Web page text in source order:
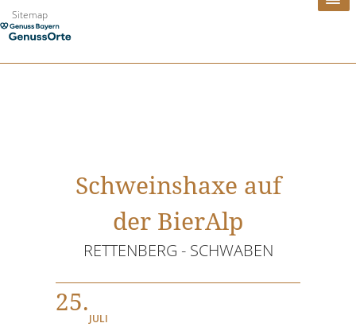
Zum
Inhalt
Sitemap
Schweinshaxe auf
der BierAlp
RETTENBERG - SCHWABEN
25.
JULI